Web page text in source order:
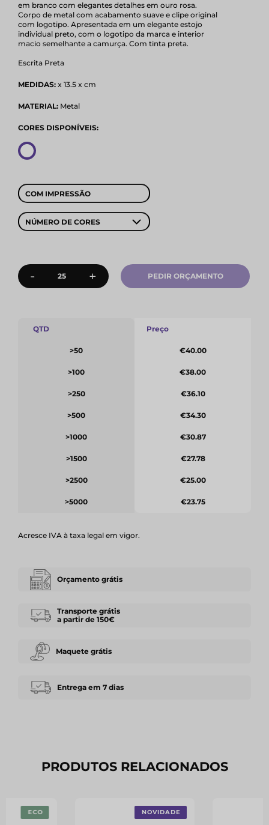
em branco com elegantes detalhes em ouro rosa.
Corpo de metal com acabamento suave e clipe original
com logotipo. Apresentada em um elegante estojo
individual preto, com o logotipo da marca e interior
macio semelhante a camurça. Com tinta preta.
Escrita Preta
MEDIDAS: x 13.5 x cm
MATERIAL: Metal
CORES DISPONÍVEIS:
COM IMPRESSÃO
NÚMERO DE CORES
- + PEDIR ORÇAMENTO
QTD
>50
>100
>250
>500
>1000
>1500
>2500
>5000
Preço
€40.00
€38.00
€36.10
€34.30
€30.87
€27.78
€25.00
€23.75
Acresce IVA à taxa legal em vigor.
Orçamento grátis
Transporte grátis
a partir de 150€
Maquete grátis
Entrega em 7 dias
PRODUTOS RELACIONADOS
ECO NOVIDADE